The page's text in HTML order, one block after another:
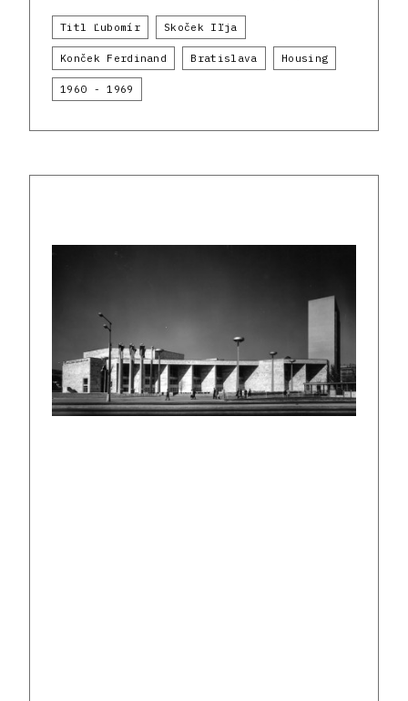
Titl Ľubomír Skoček Iľja
Konček Ferdinand Bratislava Housing
1960 - 1969